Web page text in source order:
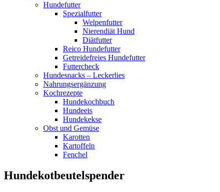
Hundefutter
Spezialfutter
Welpenfutter
Nierendiät Hund
Diätfutter
Reico Hundefutter
Getreidefreies Hundefutter
Futtercheck
Hundesnacks – Leckerlies
Nahrungsergänzung
Kochrezepte
Hundekochbuch
Hundeeis
Hundekekse
Obst und Gemüse
Karotten
Kartoffeln
Fenchel
Hundekotbeutelspender